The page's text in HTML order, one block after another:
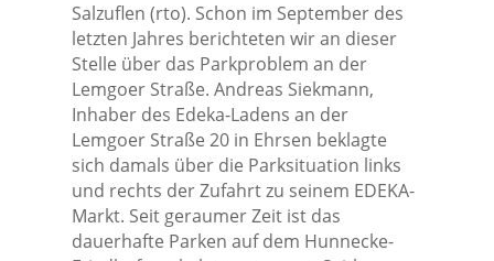
Salzuflen (rto). Schon im September des
letzten Jahres berichteten wir an dieser
Stelle über das Parkproblem an der
Lemgoer Straße. Andreas Siekmann,
Inhaber des Edeka-Ladens an der
Lemgoer Straße 20 in Ehrsen beklagte
sich damals über die Parksituation links
und rechts der Zufahrt zu seinem EDEKA-
Markt. Seit geraumer Zeit ist das
dauerhafte Parken auf dem Hunnecke-